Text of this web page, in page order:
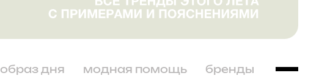
образ дня модная помощь бренды